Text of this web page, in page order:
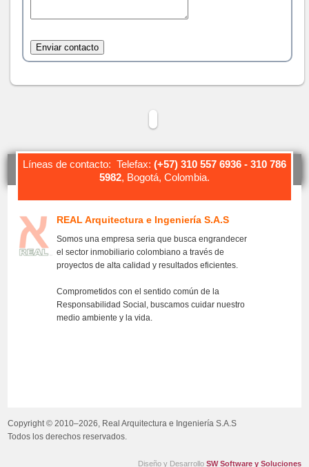
Líneas de contacto: Telefax: (+57) 310 557 6936 - 310 786
5982, Bogotá, Colombia.
REAL Arquitectura e Ingeniería S.A.S
Somos una empresa seria que busca engrandecer
el sector inmobiliario colombiano a través de
proyectos de alta calidad y resultados eficientes.
Comprometidos con el sentido común de la
Responsabilidad Social, buscamos cuidar nuestro
medio ambiente y la vida.
Copyright © 2010–2026, Real Arquitectura e Ingeniería S.A.S
Todos los derechos reservados.
Diseño y Desarrollo SW Software y Soluciones